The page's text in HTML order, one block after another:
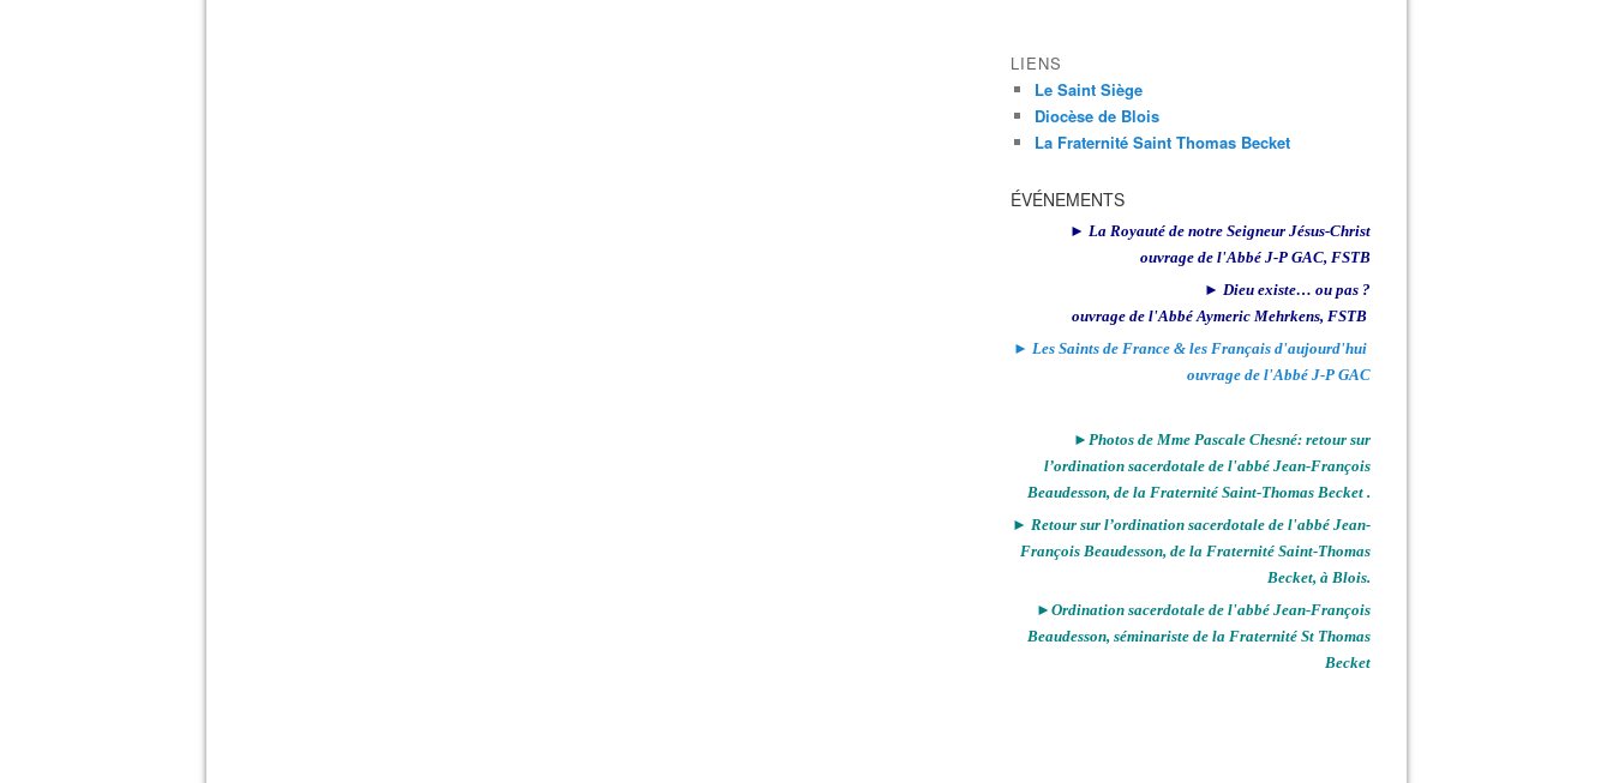
LIENS
Le Saint Siège
Diocèse de Blois
La Fraternité Saint Thomas Becket
ÉVÉNEMENTS
► La Royauté de notre Seigneur Jésus-Christ
ouvrage de l'Abbé J-P GAC, FSTB
► Dieu existe… ou pas ?
ouvrage de l'Abbé Aymeric Mehrkens, FSTB
► Les Saints de France & les Français d'aujourd'hui
ouvrage de l'Abbé J-P GAC
►Photos de Mme Pascale Chesné: retour sur
l’ordination sacerdotale de l'abbé Jean-François
Beaudesson, de la Fraternité Saint-Thomas Becket .
► Retour sur l’ordination sacerdotale de l'abbé Jean-
François Beaudesson, de la Fraternité Saint-Thomas
Becket, à Blois.
►Ordination sacerdotale de l'abbé Jean-François
Beaudesson, séminariste de la Fraternité St Thomas
Becket